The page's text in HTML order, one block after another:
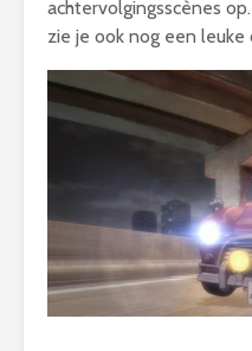
achtervolgingsscènes
zie je ook nog een leuke